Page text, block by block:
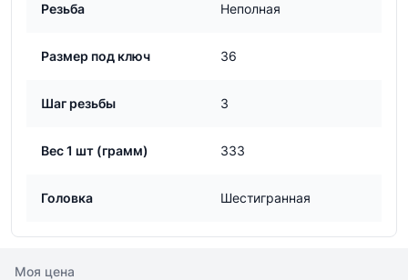
Резьба Неполная
Размер под ключ 36
Шаг резьбы 3
Вес 1 шт (грамм) 333
Головка Шестигранная
Моя цена